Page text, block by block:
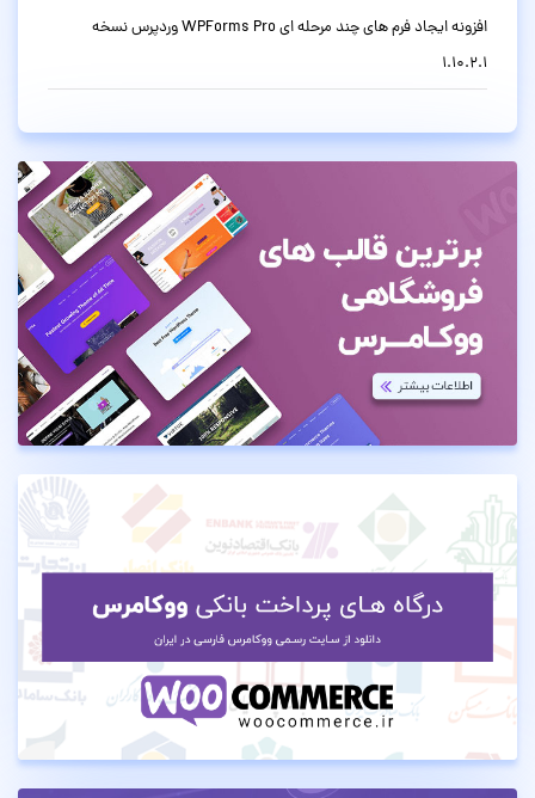
افزونه ایجاد فرم های چند مرحله ای WPForms Pro وردپرس نسخه
1.10.2.1